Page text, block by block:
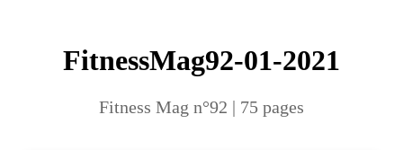
FitnessMag92-01-2021
Fitness Mag n°92 | 75 pages